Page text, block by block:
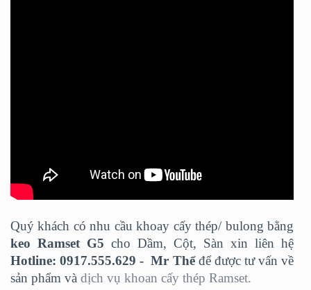
Quý khách có nhu cầu khoay cấy thép/ bulong bằng
keo Ramset G5 cho Dầm, Cột, Sàn xin liên hệ
Hotline: 0917.555.629 - Mr Thểđể được tư vấn về
sản phẩm và dịch vụ khoan cấy thép Ramset.